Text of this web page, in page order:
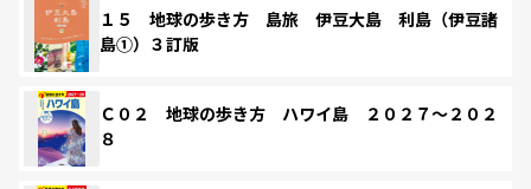
１５ 地球の歩き方 島旅 伊豆大島 利島（伊豆諸
島①）３訂版
Ｃ０２ 地球の歩き方 ハワイ島 ２０２７～２０２
８